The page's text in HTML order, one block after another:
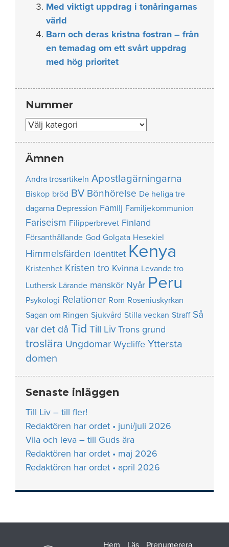
Med viktigt uppdrag i tonåringarnas
värld
Barn och deras kristna fostran – från
en temadag om ett svårt uppdrag
med hög prioritet
Nummer
Nummer
Ämnen
Andra trosartikeln Apostlagärningarna
Biskop bröd BV Bönhörelse De heliga tre
dagarna Depression Familj Familjekommunion
Fariseism Filipperbrevet Finland
Försanthållande God Golgata Hesekiel
Himmelsfärden Identitet Kenya
Kristenhet Kristen tro Kvinna Levande tro
Luthersk Lärande manskör Nyår Peru
Psykologi Relationer Rom Roseniuskyrkan
Sagan om Ringen Sjukvård Stilla veckan Straff Så
var det då Tid Till Liv Trons grund
troslära Ungdomar Wycliffe Yttersta
domen
Senaste inläggen
Till Liv – till fler!
Redaktören har ordet • juni/juli 2026
Vila och leva – till Guds ära
Redaktören har ordet • maj 2026
Redaktören har ordet • april 2026
Hem Läs Prenumerera